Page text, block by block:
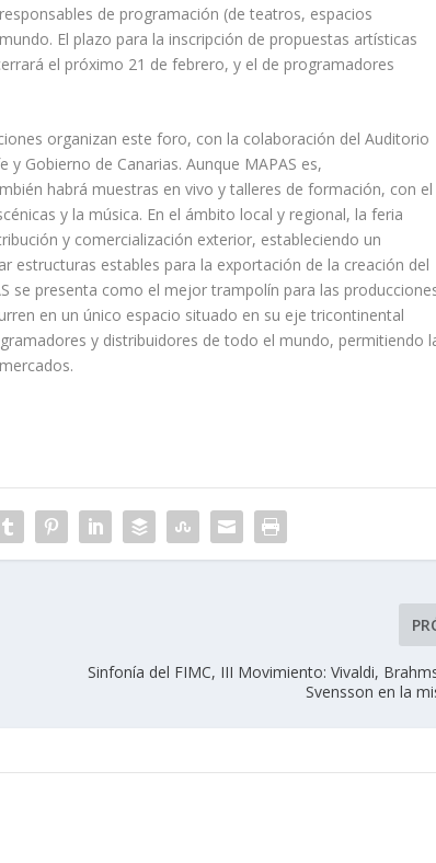
de programación (de teatros, espacios
El plazo para la inscripción de propuestas artísticas
el próximo 21 de febrero, y el de programadores
organizan este foro, con la colaboración del Auditorio
Gobierno de Canarias. Aunque MAPAS es,
habrá muestras en vivo y talleres de formación, con el
y la música. En el ámbito local y regional, la feria
y comercialización exterior, estableciendo un
estructuras estables para la exportación de la creación del
se presenta como el mejor trampolín para las
en un único espacio situado en su eje tricontinental
y distribuidores de todo el mundo, permitiendo
Sinfonía del FIMC, III Movimiento: Vivaldi,
Svensson en la